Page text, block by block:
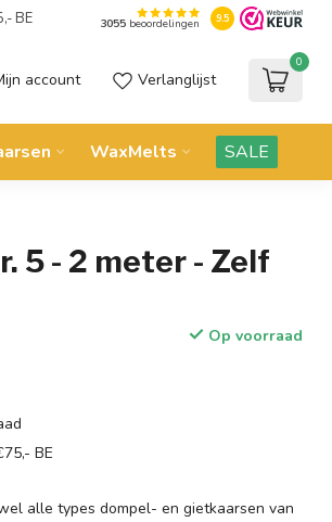
BE 3055beoordelingen 9.5
account Verlanglijst
0
WaxMelts SALE
5 - 2 meter - Zelf
Op voorraad
BE
alle types dompel- en gietkaarsen van